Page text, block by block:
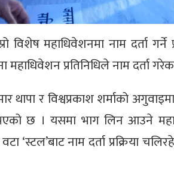
विशेष महाधिवेशनमा नाम दर्ता
प्रतिनिधिले नाम दर्ता
थापा र विश्वप्रकाश शर्माको
छ । यसमा भाग लिन आउने
नाम दर्ता प्रक्रिया